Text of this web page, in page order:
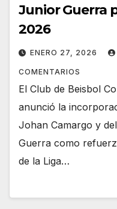
Junior Guerra
2026
ENERO 27, 2026
COMENTARIOS
El Club de Beisbol
anunció la
Johan Camargo y
Guerra como
de la Liga…